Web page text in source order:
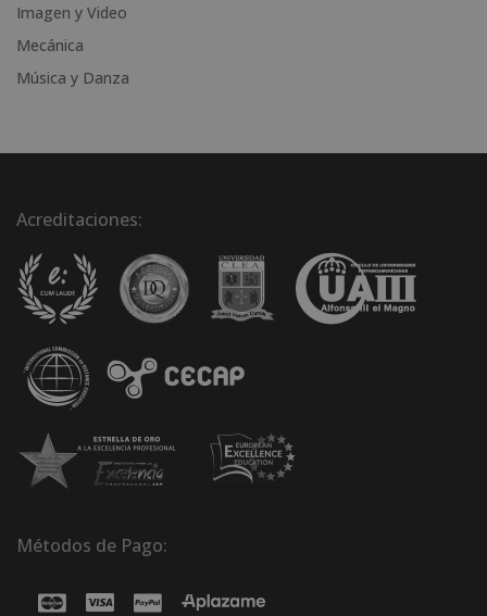
Imagen y Video
Mecánica
Música y Danza
Acreditaciones:
Métodos de Pago: